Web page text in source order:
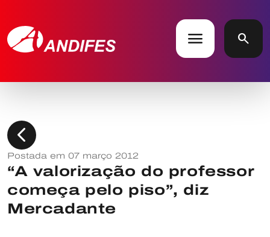
menu search
chevron_left
Postada em 07 março 2012
“A valorização do professor
começa pelo piso”, diz
Mercadante